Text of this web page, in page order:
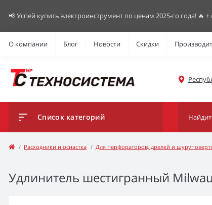
📢 Успей купить электроинструмент по ценам 2025-го года! 🔥 +
О компании Блог Новости Скидки
Список категорий
Расходники и оснастка Для перфораторов, дрелей и
Удлинитель шестигранный